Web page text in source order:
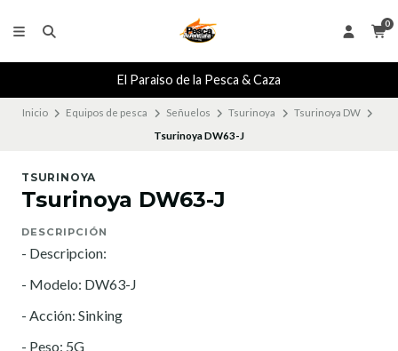
0
El Paraiso de la Pesca & Caza
Inicio Equipos de pesca Señuelos Tsurinoya
Tsurinoya DW
Tsurinoya DW63-J
TSURINOYA
Tsurinoya DW63-J
DESCRIPCIÓN
- Descripcion:
- Modelo: DW63-J
- Acción: Sinking
- Peso: 5G